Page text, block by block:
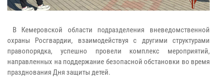
В Кемеровской области подразделения вневедомственной
охраны Росгвардии, взаимодействуя с другими структурами
правопорядка, успешно провели комплекс мероприятий,
направленных на поддержание безопасной обстановки во время
празднования Дня защиты детей.